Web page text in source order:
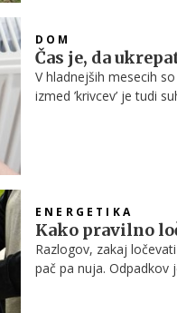
DOM
Čas je, da
V hladnejših mesecih
izmed ’krivcev’ je tudi
ENERGETIKA
Kako pravilno
Razlogov, zakaj
pač pa nuja. Odpadkov